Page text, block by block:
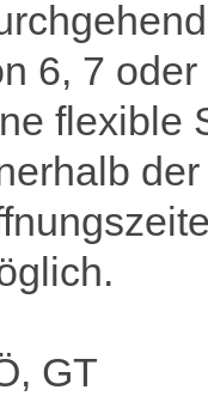
6, 7
flexible
GT